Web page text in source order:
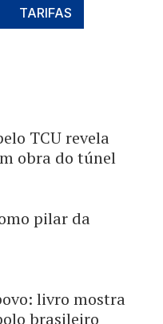
TARIFAS
TCU revela
obra do túnel
pilar da
livro mostra
brasileiro